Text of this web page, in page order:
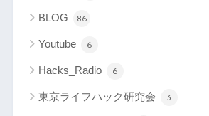
BLOG 86
Youtube 6
Hacks_Radio 6
東京ライフハック研究会 3